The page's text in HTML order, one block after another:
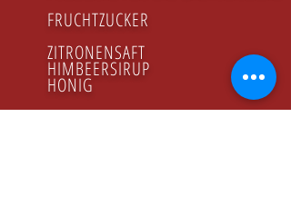
FRUCHTZUCKER
ZITRONENSAFT
HIMBEERSIRUP
HONIG